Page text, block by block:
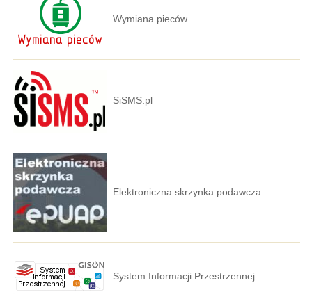
Wymiana pieców
SiSMS.pl
Elektroniczna skrzynka podawcza
System Informacji Przestrzennej